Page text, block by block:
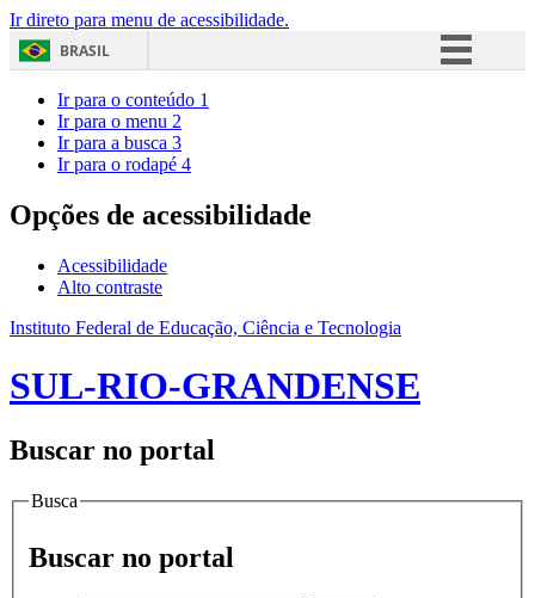
Ir direto para menu de acessibilidade.
BRASIL
Acesso à informação
Ir para o conteúdo 1
Ir para o menu 2
Ir para a busca 3
Ir para o rodapé 4
Opções de acessibilidade
Acessibilidade
Alto contraste
Instituto Federal de Educação, Ciência e Tecnologia
SUL-RIO-GRANDENSE
Buscar no portal
Busca
Buscar no portal